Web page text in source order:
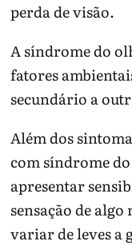
perda de visão.
A síndrome do
fatores
secundário a
Além dos
com síndrome
apresentar
sensação de
variar de leves a